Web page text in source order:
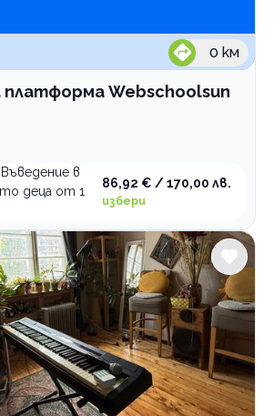
0 км
Webschoolsun
в
деца от 1
86,92 € / 170,00 лв.
избери
по изкуства